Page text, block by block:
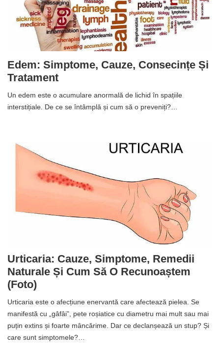
Edem: Simptome, Cauze, Consecințe Și
Tratament
Un edem este o acumulare anormală de lichid în spațiile
interstițiale. De ce se întâmplă și cum să o preveniți?…
Urticaria: Cauze, Simptome, Remedii
Naturale Și Cum Să O Recunoaștem
(foto)
Urticaria este o afecțiune enervantă care afectează pielea. Se
manifestă cu „gâfâi”, pete roșiatice cu diametru mai mult sau mai
puțin extins și foarte mâncărime. Dar ce declanșează un stup? Și
care sunt simptomele?…